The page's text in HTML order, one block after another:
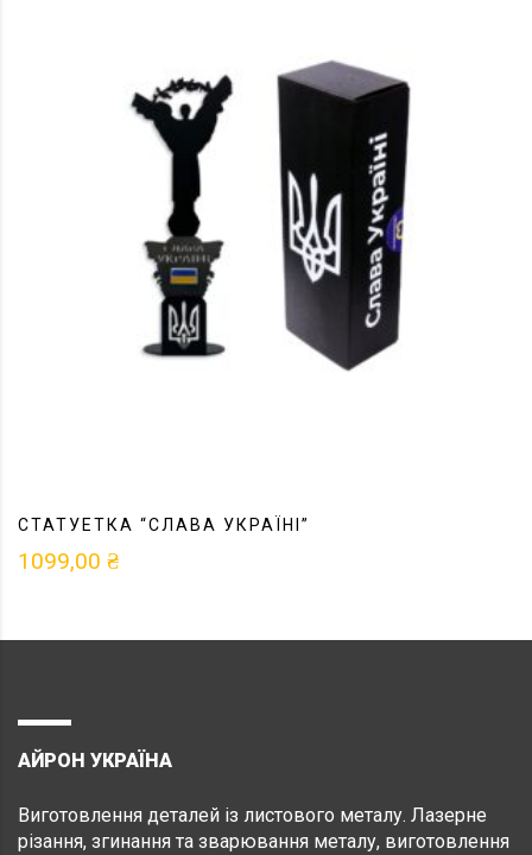
СТАТУЕТКА “СЛАВА УКРАЇНІ”
1099,00 ₴
АЙРОН УКРАЇНА
Виготовлення деталей із листового металу. Лазерне
різання, згинання та зварювання металу, виготовлення